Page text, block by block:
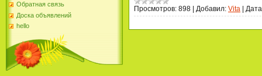
Обратная связь
Доска объявлений
hello
Просмотров: 898 | Добавил: Vita |